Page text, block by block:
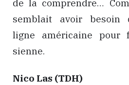
de la comprendre…
semblait avoir besoin
ligne américaine
sienne.
Nico Las (TDH)